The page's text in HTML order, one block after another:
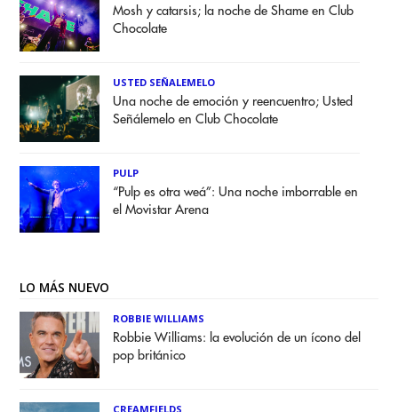
Mosh y catarsis; la noche de Shame en Club
Chocolate
USTED SEÑALEMELO
Una noche de emoción y reencuentro; Usted
Señálemelo en Club Chocolate
PULP
“Pulp es otra weá”: Una noche imborrable en
el Movistar Arena
LO MÁS NUEVO
ROBBIE WILLIAMS
Robbie Williams: la evolución de un ícono del
pop británico
CREAMFIELDS